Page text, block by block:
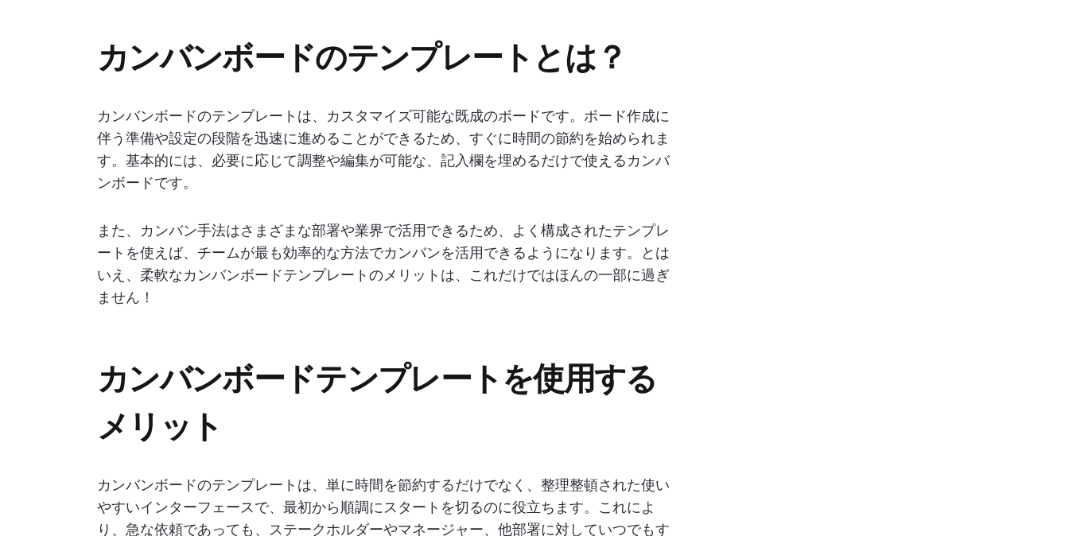
カンバンボードのテンプレートとは？
カンバンボードのテンプレートは、カスタマイズ可能な既成のボードです。ボード作成に
伴う準備や設定の段階を迅速に進めることができるため、すぐに時間の節約を始められま
す。基本的には、必要に応じて調整や編集が可能な、記入欄を埋めるだけで使えるカンバ
ンボードです。
また、カンバン手法はさまざまな部署や業界で活用できるため、よく構成されたテンプレ
ートを使えば、チームが最も効率的な方法でカンバンを活用できるようになります。とは
いえ、柔軟なカンバンボードテンプレートのメリットは、これだけではほんの一部に過ぎ
ません！
カンバンボードテンプレートを使用する
メリット
カンバンボードのテンプレートは、単に時間を節約するだけでなく、整理整頓された使い
やすいインターフェースで、最初から順調にスタートを切るのに役立ちます。これによ
り、急な依頼であっても、ステークホルダーやマネージャー、他部署に対していつでもす